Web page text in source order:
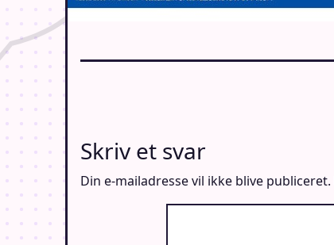
Skriv et svar
Din e-mailadresse vil ikke blive publiceret.